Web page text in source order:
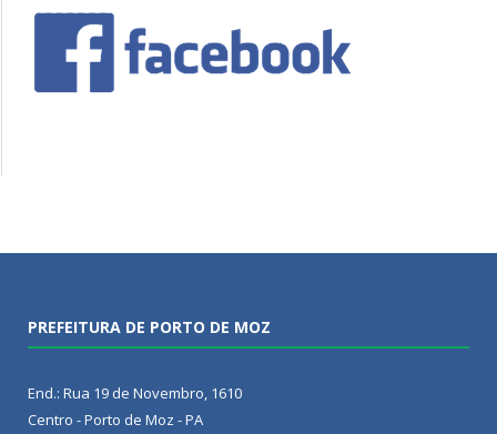
PREFEITURA DE PORTO DE MOZ
End.: Rua 19 de Novembro, 1610
Centro - Porto de Moz - PA